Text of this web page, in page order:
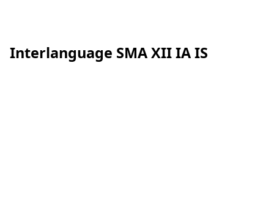
Interlanguage SMA XII IA IS